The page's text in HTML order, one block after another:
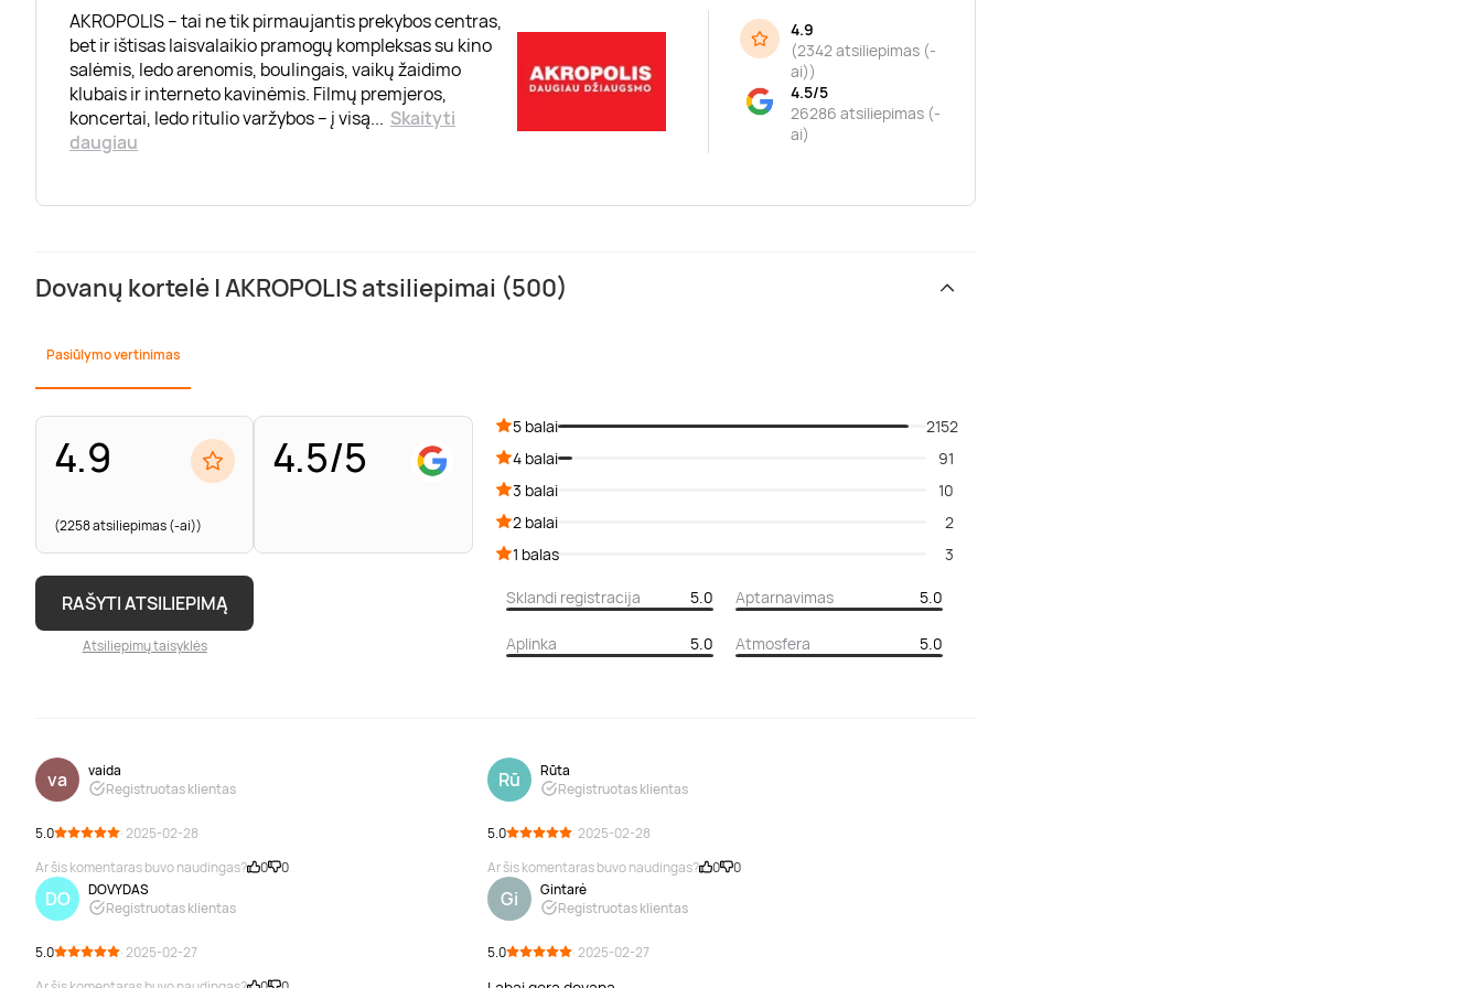
AKROPOLIS – tai ne tik pirmaujantis prekybos centras,
bet ir ištisas laisvalaikio pramogų kompleksas su kino
salėmis, ledo arenomis, boulingais, vaikų žaidimo
klubais ir interneto kavinėmis. Filmų premjeros,
koncertai, ledo ritulio varžybos – į visą... Skaityti
daugiau
4.9
(2342 atsiliepimas (-
ai))
4.5/5
26286 atsiliepimas (-
ai)
Dovanų kortelė | AKROPOLIS atsiliepimai (500)
Pasiūlymo vertinimas
4.9
(2258 atsiliepimas (-ai))
4.5/5
RAŠYTI ATSILIEPIMĄ
Atsiliepimų taisyklės
5 balai
2152
4 balai
91
3 balai
10
2 balai
2
1 balas
3
Sklandi registracija 5.0 Aptarnavimas 5.0
Aplinka 5.0 Atmosfera 5.0
va
vaida
Registruotas klientas
5.0
· 2025-02-28
Ar šis komentaras buvo naudingas?
0 0
Rū
Rūta
Registruotas klientas
5.0
· 2025-02-28
Ar šis komentaras buvo naudingas?
0 0
DO
DOVYDAS
Registruotas klientas
5.0
· 2025-02-27
Gi
Gintarė
Registruotas klientas
5.0 · 2025-02-27